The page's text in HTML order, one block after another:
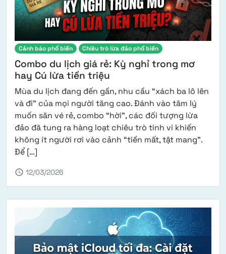
Cảnh báo phổ biến Chiêu trò lừa đảo phổ biến
Combo du lịch giá rẻ: Kỳ nghỉ trong mơ
hay Cú lừa tiền triệu
Mùa du lịch đang đến gần, nhu cầu “xách ba lô lên
và đi” của mọi người tăng cao. Đánh vào tâm lý
muốn săn vé rẻ, combo “hời”, các đối tượng lừa
đảo đã tung ra hàng loạt chiêu trò tinh vi khiến
không ít người rơi vào cảnh “tiền mất, tật mang”.
Để […]
schedule 12/03/2026